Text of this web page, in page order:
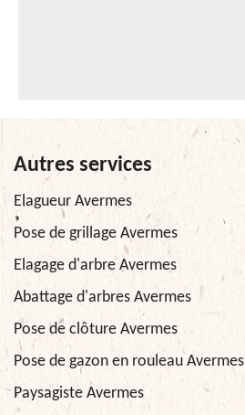
Autres services
Elagueur Avermes
Pose de grillage Avermes
Elagage d'arbre Avermes
Abattage d'arbres Avermes
Pose de clôture Avermes
Pose de gazon en rouleau Avermes
Paysagiste Avermes